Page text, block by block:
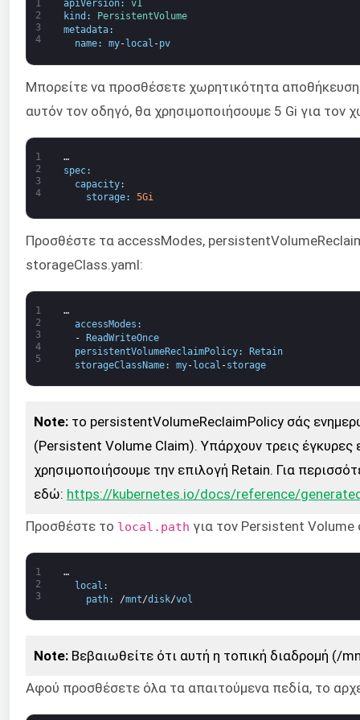
2
3
4
apiVersion:
v1
kind :
PersistentVolume
metadata:
name: my- local -pv
Μπορείτε να προσθέσετε χωρητικότητα
αυτόν τον οδηγό, θα χρησιμοποιήσουμε 5 Gi για τον
1
2
3
4
…
spec:
capacity:
storage: 5Gi
Προσθέστε τα accessModes,
storageClass.yaml:
1
2
3
4
5
…
accessModes :
-
ReadWriteOnce
persistentVolumeReclaimPolicy:
Retain
storageClassName: my-local -storage
Note: το persistentVolumeReclaimPolicy σάς
(Persistent Volume Claim). Υπάρχουν τρεις έγκυρες
χρησιμοποιήσουμε την επιλογή Retain. Για
εδώ: https://kubernetes.io/docs/reference/
Προσθέστε το local.path για τον Persistent
1
2
3
…
local :
path: /mnt/disk/vol
Note: Βεβαιωθείτε ότι αυτή η τοπική διαδρομή (/
Αφού προσθέσετε όλα τα απαιτούμενα πεδία, το